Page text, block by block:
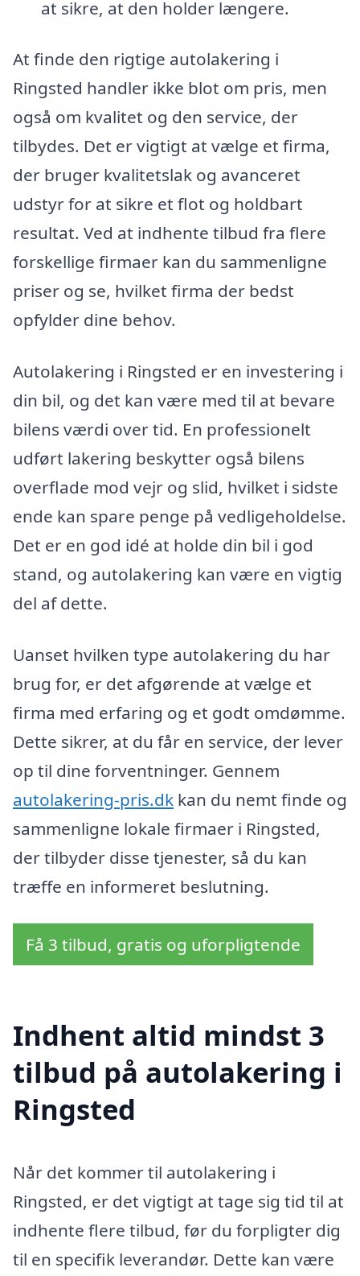
at sikre, at den holder længere.
At finde den rigtige autolakering i
Ringsted handler ikke blot om pris, men
også om kvalitet og den service, der
tilbydes. Det er vigtigt at vælge et firma,
der bruger kvalitetslak og avanceret
udstyr for at sikre et flot og holdbart
resultat. Ved at indhente tilbud fra flere
forskellige firmaer kan du sammenligne
priser og se, hvilket firma der bedst
opfylder dine behov.
Autolakering i Ringsted er en investering i
din bil, og det kan være med til at bevare
bilens værdi over tid. En professionelt
udført lakering beskytter også bilens
overflade mod vejr og slid, hvilket i sidste
ende kan spare penge på vedligeholdelse.
Det er en god idé at holde din bil i god
stand, og autolakering kan være en vigtig
del af dette.
Uanset hvilken type autolakering du har
brug for, er det afgørende at vælge et
firma med erfaring og et godt omdømme.
Dette sikrer, at du får en service, der lever
op til dine forventninger. Gennem
autolakering-pris.dk kan du nemt finde og
sammenligne lokale firmaer i Ringsted,
der tilbyder disse tjenester, så du kan
træffe en informeret beslutning.
Få 3 tilbud, gratis og uforpligtende
Indhent altid mindst 3
tilbud på autolakering i
Ringsted
Når det kommer til autolakering i
Ringsted, er det vigtigt at tage sig tid til at
indhente flere tilbud, før du forpligter dig
til en specifik leverandør. Dette kan være